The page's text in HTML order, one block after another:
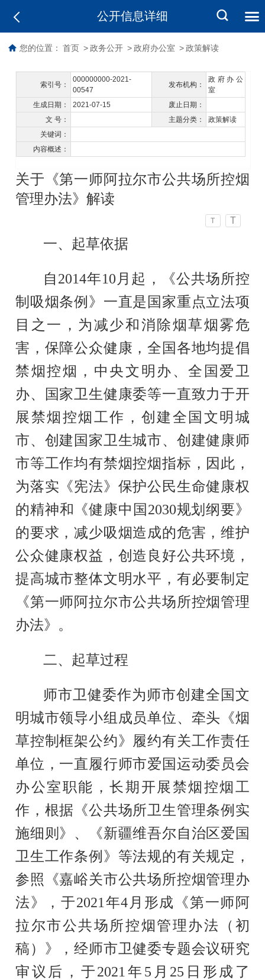
公开信息详细
您的位置： 首页 > 政务公开 > 政府办公室 > 政策解读
索引号：
000000000-2021-
00547
发布机构：
政府办公
室
生成日期：
2021-07-15
废止日期：
文 号：
主题分类：
政策解读
关键词：
内容概述：
关于《第一师阿拉尔市公共场所控烟
管理办法》解读
T T
一、起草依据
自 2014年10月 起，《公共场所控
制吸烟条例》一直是国家重点立法项
目之一，为减少和消除烟草烟雾危
害，保障公众健康，全国各地均提倡
禁烟控烟，中央文明办、全国爱卫
办、国家卫生健康委等一直致力于开
展禁烟控烟工作，创建全国文明城
市、创建国家卫生城市、创建健康师
市等工作均有禁烟控烟指标，因此，
为落实《宪法》保护公民生命健康权
的精神和《健康中国 2030规划纲要》
的要求，减少吸烟造成的危害，维护
公众健康权益，创造良好公共环境，
提高城市整体文明水平，有必要制定
《第一师阿拉尔市公共场所控烟管理
办法》。
二、起草过程
师市卫健委作为师市创建全国文
明城市领导小组成员单位、牵头《烟
草控制框架公约》履约有关工作责任
单位，一直履行师市爱国运动委员会
办公室职能，长期开展禁烟控烟工
作， 根据《公共场所卫生管理条例实
施细则》、《新疆维吾尔自治区爱国
卫生工作条例》等法规的有关规定，
参照《嘉峪关市公共场所控烟管理办
法》
，于2021年4 月形成《第一师阿
拉尔市公共场所控烟管理办法
（初
稿）》，经师市卫健委专题会议研究
审议后， 于2021年 5 月 25 日形成了